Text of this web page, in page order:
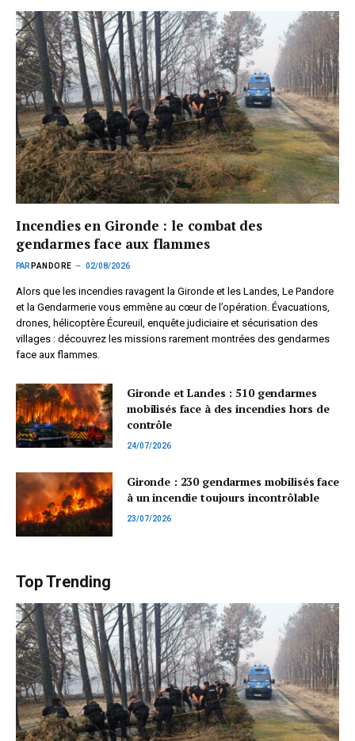
Incendies en Gironde : le combat des
gendarmes face aux flammes
PAR PANDORE 02/08/2026
Alors que les incendies ravagent la Gironde et les Landes, Le Pandore
et la Gendarmerie vous emmène au cœur de l’opération. Évacuations,
drones, hélicoptère Écureuil, enquête judiciaire et sécurisation des
villages : découvrez les missions rarement montrées des gendarmes
face aux flammes.
Gironde et Landes : 510 gendarmes
mobilisés face à des incendies hors de
contrôle
24/07/2026
Gironde : 230 gendarmes mobilisés face
à un incendie toujours incontrôlable
23/07/2026
Top Trending